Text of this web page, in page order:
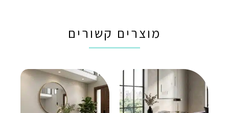
מוצרים קשורים